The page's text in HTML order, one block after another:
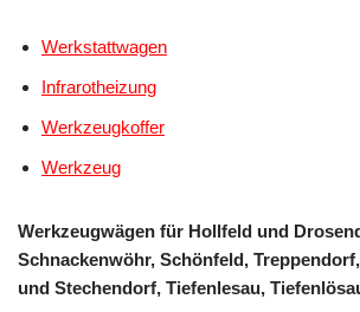
Werkstattwagen
Infrarotheizung
Werkzeugkoffer
Werkzeug
Werkzeugwägen für Hollfeld und
Schnackenwöhr, Schönfeld,
und Stechendorf, Tiefenlesau,